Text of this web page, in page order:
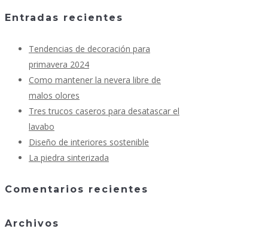
Entradas recientes
Tendencias de decoración para
primavera 2024
Como mantener la nevera libre de
malos olores
Tres trucos caseros para desatascar el
lavabo
Diseño de interiores sostenible
La piedra sinterizada
Comentarios recientes
Archivos